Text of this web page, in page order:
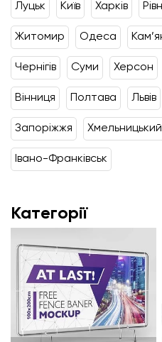
Луцьк Київ Харків
Житомир Одеса
Чернігів Суми Херсон
Вінниця Полтава Львів
Запоріжжя Хмельницький
Івано-Франківськ
Категорії